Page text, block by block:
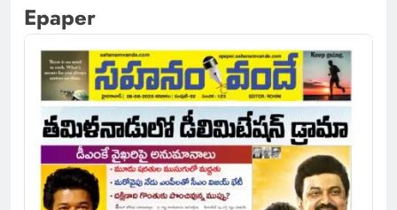
Epaper